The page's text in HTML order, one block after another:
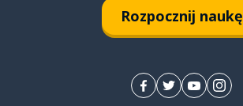
Rozpocznij naukę